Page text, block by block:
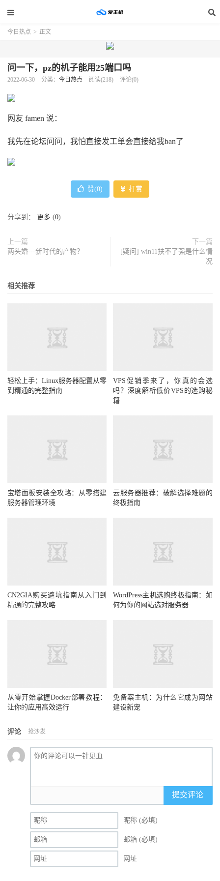
今日热点 > 正文
问一下，pz的机子能用25端口吗
2022-06-30 分类： 今日热点 阅读(218) 评论(0)
网友 famen 说：
我先在论坛问问，我怕直接发工单会直接给我ban了
赞(0) 打赏
分享到： 更多 (0)
上一篇
两头婚---新时代的产物？
下一篇
[疑问] win11扶不了强是什么情
况
相关推荐
轻松上手：Linux服务器配置从零
到精通的完整指南
VPS促销季来了，你真的会选
吗？深度解析低价VPS的选购秘
籍
宝塔面板安装全攻略：从零搭建
服务器管理环境
云服务器推荐：破解选择难题的
终极指南
CN2GIA购买避坑指南从入门到
精通的完整攻略
WordPress主机选购终极指南：如
何为你的网站选对服务器
从零开始掌握Docker部署教程：
让你的应用高效运行
免备案主机：为什么它成为网站
建设新宠
评论 抢沙发
提交评论
昵称 (必填)
邮箱 (必填)
网址